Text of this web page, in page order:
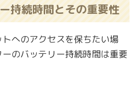
持続時間とその重要性
へのアクセスを保ちたい場
のバッテリー持続時間は重要